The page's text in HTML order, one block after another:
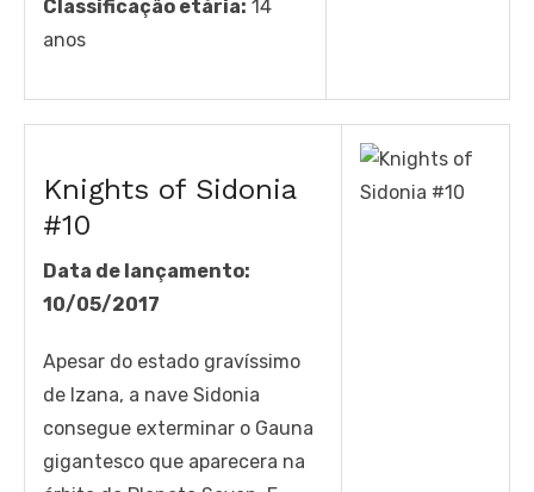
Classificação etária: 14
anos
Knights of Sidonia
#10
Data de lançamento:
10/05/2017
Apesar do estado gravíssimo
de Izana, a nave Sidonia
consegue exterminar o Gauna
gigantesco que aparecera na